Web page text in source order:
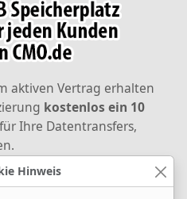
Hinweis
aktiven Vertrag erhalten
kostenlos ein 10
für Ihre Datentransfers,